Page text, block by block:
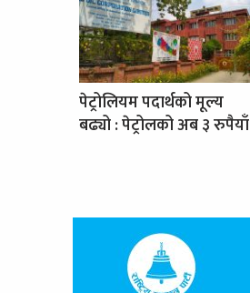
पेट्रोलियम पदार्थको मूल्य
बढ्यो : पेट्रोलको अब ३ रुपैयाँ